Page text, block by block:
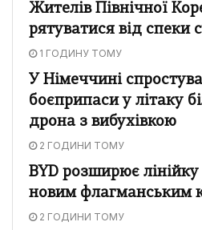
Жителів Північної
рятуватися від спеки
1 ГОДИНУ ТОМУ
У Німеччині
боєприпаси у літаку
дрона з вибухівкою
2 ГОДИНИ ТОМУ
BYD розширює
новим флагманським
2 ГОДИНИ ТОМУ